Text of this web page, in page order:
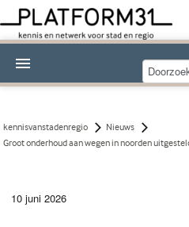
Kennisdossiers
Abonneren
kennisvanstadenregio
Nieuws
Groot onderhoud aan wegen in noorden
10 juni 2026